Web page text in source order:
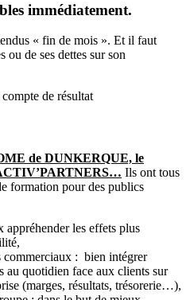
immédiatement.
« fin de mois ». Et il faut
ou de ses dettes sur son
de résultat
de DUNKERQUE, le
Ils ont tous
formation pour des publics
appréhender les effets plus
commerciaux : bien intégrer
au quotidien face aux clients sur
(marges, résultats, trésorerie…),